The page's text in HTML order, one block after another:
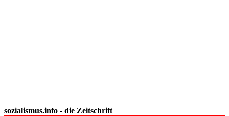
sozialismus.info - die Zeitschrift